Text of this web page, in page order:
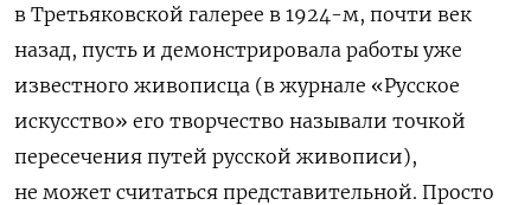
в Третьяковской галерее в 1924-м, почти век
назад, пусть и демонстрировала работы уже
известного живописца (в журнале «Русское
искусство» его творчество называли точкой
пересечения путей русской живописи),
не может считаться представительной. Просто